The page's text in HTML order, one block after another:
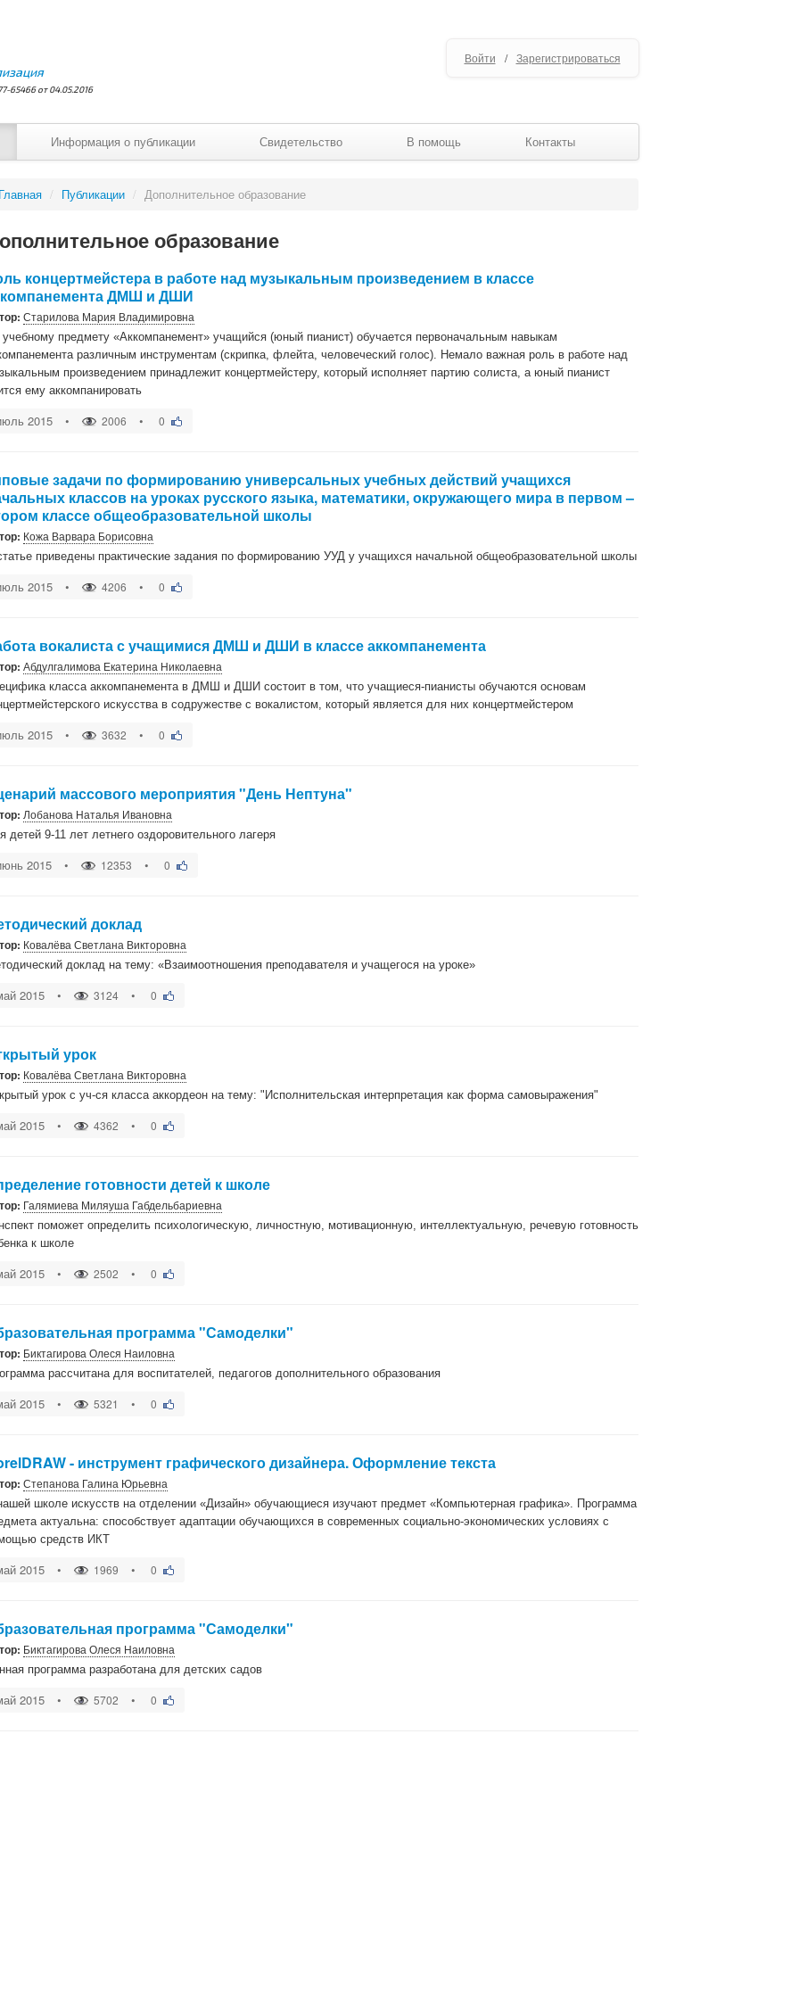
65466 от 04.05.2016
Войти / Зарегистрироваться
Информация о публикации Свидетельство В помощь Контакты
Главная / Публикации / Дополнительное образование
образование
концертмейстера в работе над музыкальным произведением в классе
ДМШ и ДШИ
Старилова Мария Владимировна
учебному предмету «Аккомпанемент» учащийся (юный пианист) обучается первоначальным навыкам
различным инструментам (скрипка, флейта, человеческий голос). Немало важная роль в работе над
произведением принадлежит концертмейстеру, который исполняет партию солиста, а юный пианист
ему аккомпанировать
2015 • 2006 • 0
задачи по формированию универсальных учебных действий учащихся
классов на уроках русского языка, математики, окружающего мира в первом –
классе общеобразовательной школы
Кожа Варвара Борисовна
приведены практические задания по формированию УУД у учащихся начальной общеобразовательной школы
2015 • 4206 • 0
вокалиста с учащимися ДМШ и ДШИ в классе аккомпанемента
Абдулгалимова Екатерина Николаевна
класса аккомпанемента в ДМШ и ДШИ состоит в том, что учащиеся-пианисты обучаются основам
искусства в содружестве с вокалистом, который является для них концертмейстером
2015 • 3632 • 0
массового мероприятия "День Нептуна"
Лобанова Наталья Ивановна
детей 9-11 лет летнего оздоровительного лагеря
2015 • 12353 • 0
доклад
Ковалёва Светлана Викторовна
доклад на тему: «Взаимоотношения преподавателя и учащегося на уроке»
2015 • 3124 • 0
урок
Ковалёва Светлана Викторовна
урок с уч-ся класса аккордеон на тему: "Исполнительская интерпретация как форма самовыражения"
2015 • 4362 • 0
готовности детей к школе
Галямиева Миляуша Габдельбариевна
поможет определить психологическую, личностную, мотивационную, интеллектуальную, речевую готовность
к школе
2015 • 2502 • 0
программа "Самоделки"
Биктагирова Олеся Наиловна
рассчитана для воспитателей, педагогов дополнительного образования
2015 • 5321 • 0
- инструмент графического дизайнера. Оформление текста
Степанова Галина Юрьевна
школе искусств на отделении «Дизайн» обучающиеся изучают предмет «Компьютерная графика». Программа
актуальна: способствует адаптации обучающихся в современных социально-экономических условиях с
средств ИКТ
2015 • 1969 • 0
программа "Самоделки"
Биктагирова Олеся Наиловна
программа разработана для детских садов
2015 • 5702 • 0